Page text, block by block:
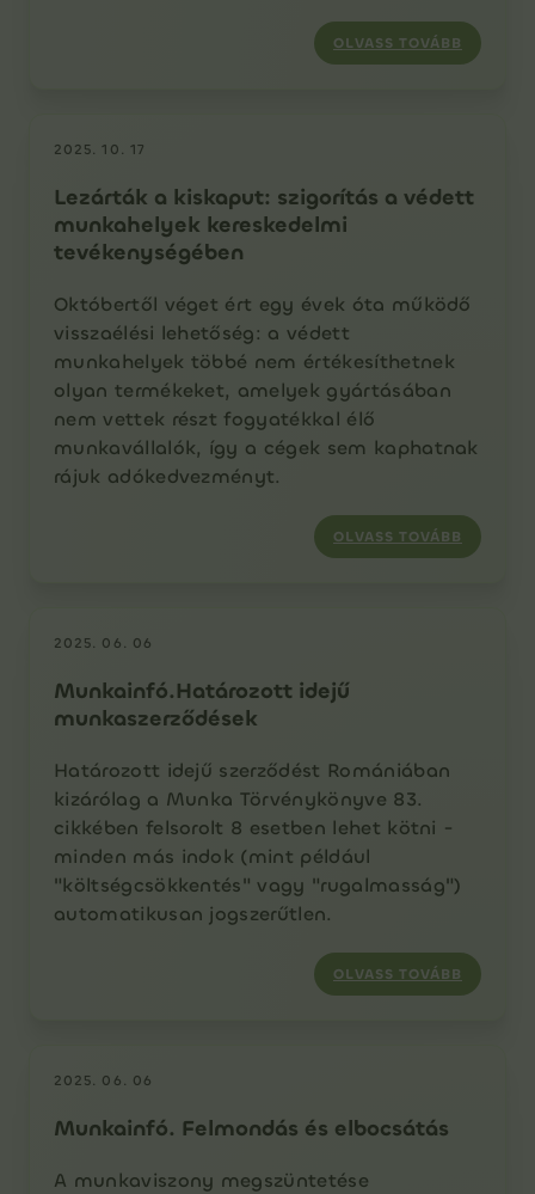
OLVASS TOVÁBB
2025. 10. 17
Lezárták a kiskaput: szigorítás a védett
munkahelyek kereskedelmi
tevékenységében
Októbertől véget ért egy évek óta működő
visszaélési lehetőség: a védett
munkahelyek többé nem értékesíthetnek
olyan termékeket, amelyek gyártásában
nem vettek részt fogyatékkal élő
munkavállalók, így a cégek sem kaphatnak
rájuk adókedvezményt.
OLVASS TOVÁBB
2025. 06. 06
Munkainfó.Határozott idejű
munkaszerződések
Határozott idejű szerződést Romániában
kizárólag a Munka Törvénykönyve 83.
cikkében felsorolt 8 esetben lehet kötni -
minden más indok (mint például
"költségcsökkentés" vagy "rugalmasság")
automatikusan jogszerűtlen.
OLVASS TOVÁBB
2025. 06. 06
Munkainfó. Felmondás és elbocsátás
A munkaviszony megszüntetése